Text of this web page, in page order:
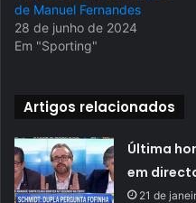
de Manuel Fernandes
28 de junho de 2024
Em "Sporting"
Artigos relacionados
Última
em
21 de